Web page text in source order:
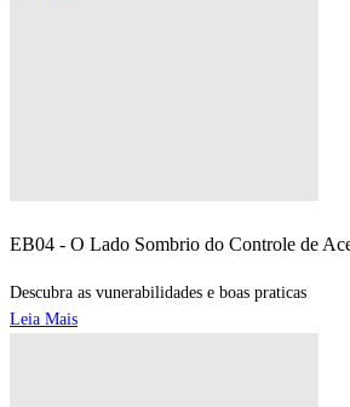
EB04 - O Lado Sombrio do Controle de
Descubra as vunerabilidades e boas praticas
Leia Mais